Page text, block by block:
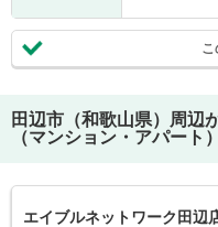
こ
田辺市（和歌山県）
周辺
（マンション・アパート
エイブルネットワーク田辺